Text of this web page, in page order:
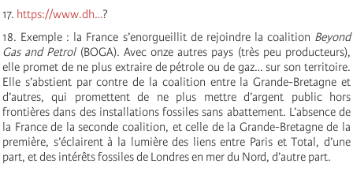
17. https://www.dh…?
18. Exemple : la France s’enorgueillit de rejoindre la coalition Beyond
Gas and Petrol (BOGA). Avec onze autres pays (très peu producteurs),
elle promet de ne plus extraire de pétrole ou de gaz… sur son territoire.
Elle s’abstient par contre de la coalition entre la Grande-Bretagne et
d’autres, qui promettent de ne plus mettre d’argent public hors
frontières dans des installations fossiles sans abattement. L’absence de
la France de la seconde coalition, et celle de la Grande-Bretagne de la
première, s’éclairent à la lumière des liens entre Paris et Total, d’une
part, et des intérêts fossiles de Londres en mer du Nord, d’autre part.